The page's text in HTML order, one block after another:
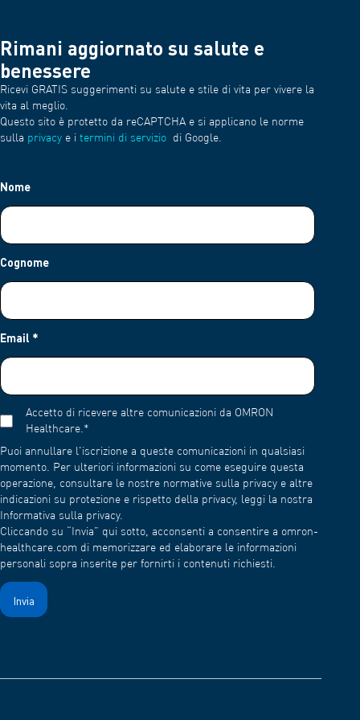
Rimani aggiornato su salute e
benessere
Ricevi GRATIS suggerimenti su salute e stile di vita per vivere la
vita al meglio.
Questo sito è protetto da reCAPTCHA e si applicano le norme
sulla privacy e i termini di servizio di Google.
Nome
Cognome
Email *
Accetto di ricevere altre comunicazioni da OMRON
Healthcare. *
Puoi annullare l'iscrizione a queste comunicazioni in qualsiasi
momento. Per ulteriori informazioni su come eseguire questa
operazione, consultare le nostre normative sulla privacy e altre
indicazioni su protezione e rispetto della privacy, leggi la nostra
Informativa sulla privacy.
Cliccando su “Invia” qui sotto, acconsenti a consentire a omron-
healthcare.com di memorizzare ed elaborare le informazioni
personali sopra inserite per fornirti i contenuti richiesti.